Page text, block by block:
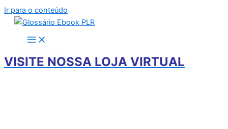
Ir para o conteúdo
VISITE NOSSA LOJA VIRTUAL